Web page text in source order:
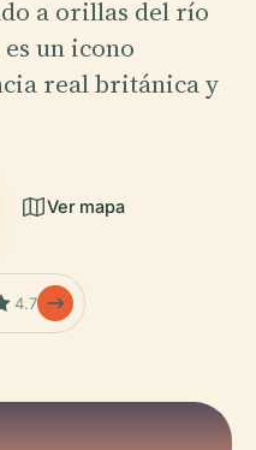
a orillas del río
un icono
real británica y
Ver mapa
4.7